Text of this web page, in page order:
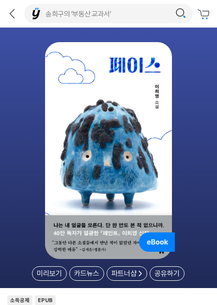
미리보기 카드뉴스 파트너샵 공유하기
소득공제 EPUB